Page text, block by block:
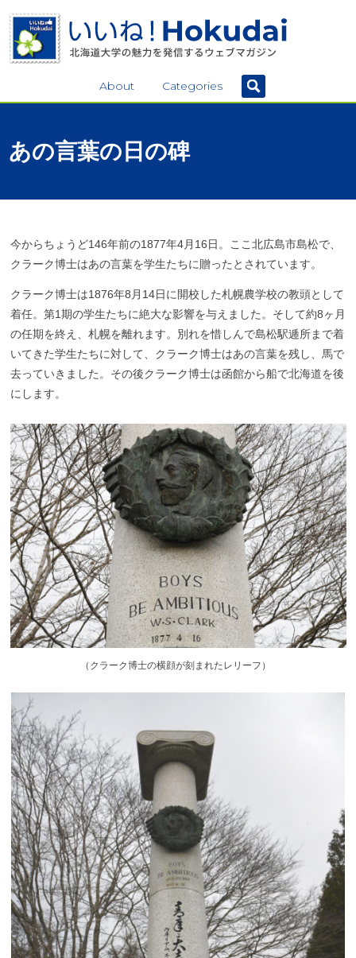
About Categories
あの言葉の 日の碑
今からちょうど146年前の1877年4月16日。ここ北広島市島松で、
クラーク博士はあの言葉を学生たちに贈ったとされています。
クラーク博士は1876年8月14日に開校した札幌農学校の教頭として
着任。第1期の学生たちに絶大な影響を与えました。そして約8ヶ月
の任期を終え、札幌を離れます。別れを惜しんで島松駅逓所まで着
いてきた学生たちに対して、クラーク博士はあの言葉を残し、馬で
去っていきました。その後クラーク博士は函館から船で北海道を後
にします。
（ クラーク博士の横顔が刻まれたレリーフ）